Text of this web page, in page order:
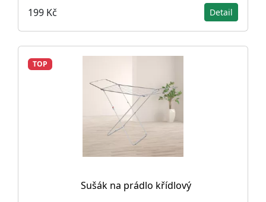
199 Kč Detail
TOP
Sušák na prádlo křídlový